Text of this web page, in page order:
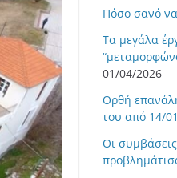
Πόσο σανό να
Τα μεγάλα
01/04/2026
Ορθή
του από 14/
Οι